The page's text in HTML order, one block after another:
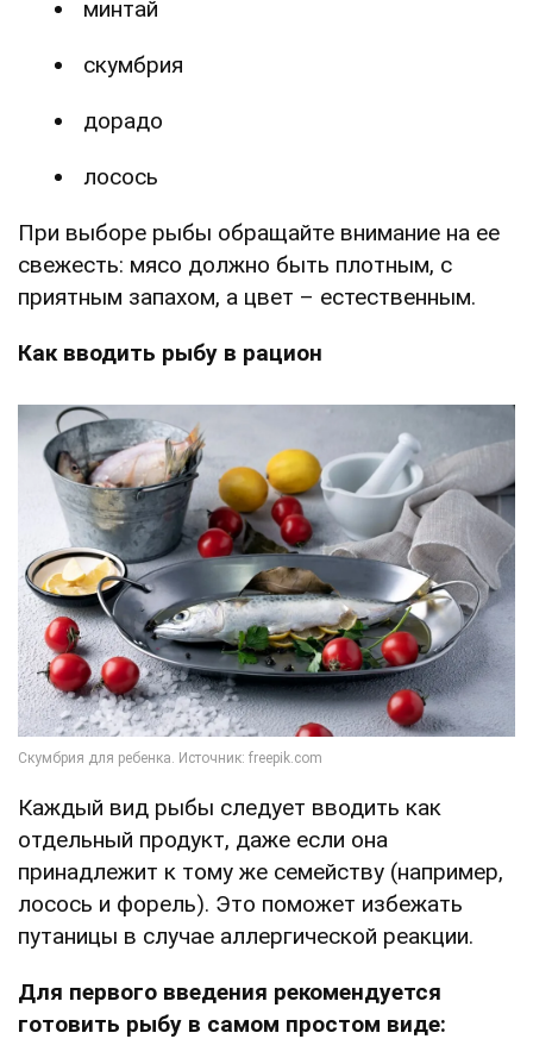
минтай
скумбрия
дорадо
лосось
При выборе рыбы обращайте внимание на ее
свежесть: мясо должно быть плотным, с
приятным запахом, а цвет – естественным.
Как вводить рыбу в рацион
Каждый вид рыбы следует вводить как
отдельный продукт, даже если она
принадлежит к тому же семейству (например,
лосось и форель). Это поможет избежать
путаницы в случае аллергической реакции.
Для первого введения рекомендуется
готовить рыбу в самом простом виде: